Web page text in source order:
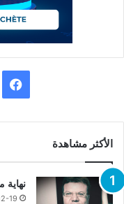
الأكثر مشاهدة
19